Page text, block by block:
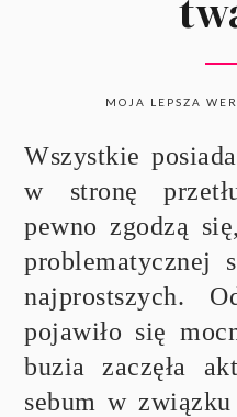
MOJA LEPSZA
Wszystkie
w stronę
pewno zgodzą
problematycznej
najprostszych.
pojawiło się
buzia zaczęła
sebum w